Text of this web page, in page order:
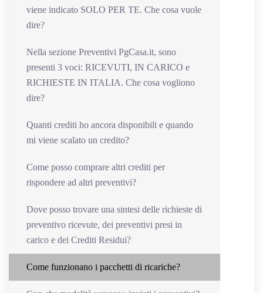
viene indicato SOLO PER TE. Che cosa vuole
dire?
Nella sezione Preventivi PgCasa.it, sono
presenti 3 voci: RICEVUTI, IN CARICO e
RICHIESTE IN ITALIA. Che cosa vogliono
dire?
Quanti crediti ho ancora disponibili e quando
mi viene scalato un credito?
Come posso comprare altri crediti per
rispondere ad altri preventivi?
Dove posso trovare una sintesi delle richieste di
preventivo ricevute, dei preventivi presi in
carico e dei Crediti Residui?
Come funzionano i pacchetti di ricariche?